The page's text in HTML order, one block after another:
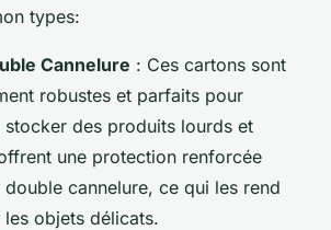
types:
Cannelure : Ces cartons sont
robustes et parfaits pour
des produits lourds et
une protection renforcée
cannelure, ce qui les rend
objets délicats.